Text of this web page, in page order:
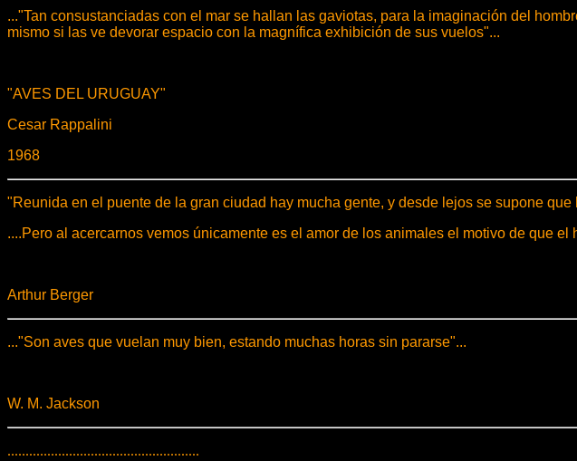
..."Tan consustanciadas con el mar se hallan las gaviotas, para la imaginación del
mismo si las ve devorar espacio con la magnífica exhibición de sus vuelos"...
"AVES DEL URUGUAY"
Cesar Rappalini
1968
"Reunida en el puente de la gran ciudad hay mucha gente, y desde lejos se supone
....Pero al acercarnos vemos únicamente es el amor de los animales el motivo de que el
Arthur Berger
..."Son aves que vuelan muy bien, estando muchas horas sin pararse"...
W. M. Jackson
.....................................................